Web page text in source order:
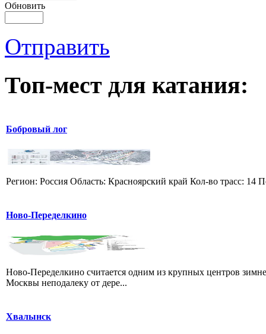
Обновить
Отправить
Топ-мест для катания:
Бобровый лог
Регион: Россия Область: Красноярский край Кол-во трасс:
Ново-Переделкино
Ново-Переделкино считается одним из крупных центров
Москвы неподалеку от дере...
Хвалынск